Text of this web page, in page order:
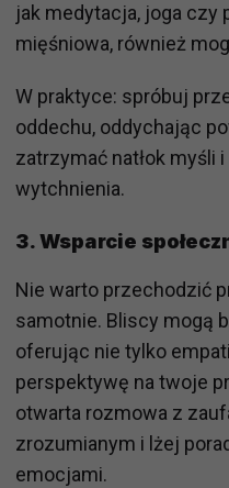
jak medytacja, joga czy
mięśniowa, również
W praktyce: spróbuj
oddechu, oddychając
zatrzymać natłok myśli
wytchnienia.
3.Wsparcie
Nie warto przechodzić
samotnie. Bliscy mogą
oferując nie tylko
perspektywę na twoje
otwarta rozmowa z
zrozumianym i lżej
emocjami.